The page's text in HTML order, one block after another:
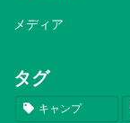
メディア
タグ
キャンプ